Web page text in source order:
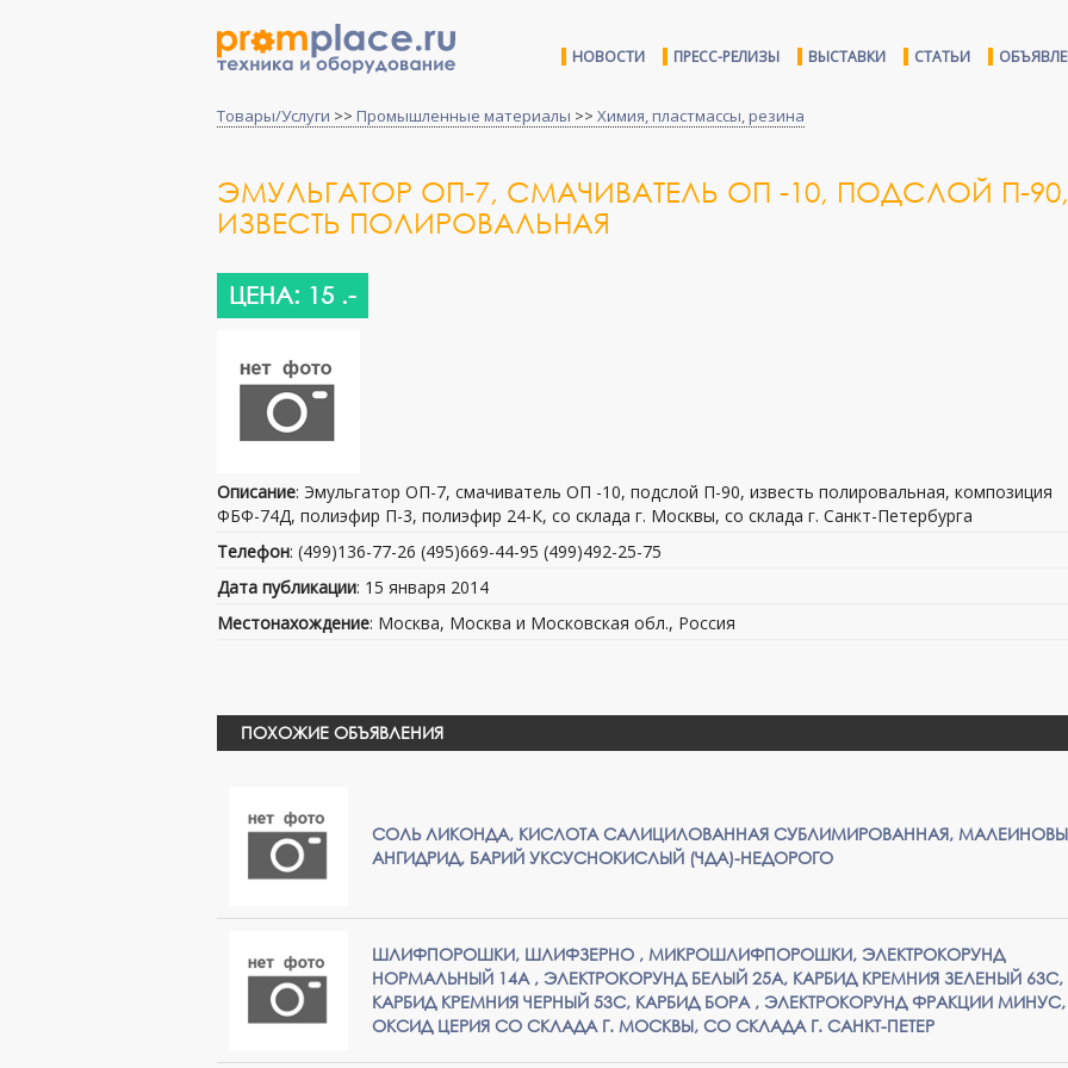
НОВОСТИ ПРЕСС-РЕЛИЗЫ ВЫСТАВКИ СТАТЬИ
Товары/Услуги >> Промышленные материалы >> Химия, пластмассы, резина
ЭМУЛЬГАТОР ОП-7, СМАЧИВАТЕЛЬ ОП -10, ПОДСЛОЙ П-90,
ИЗВЕСТЬ ПОЛИРОВАЛЬНАЯ
ЦЕНА: 15 .-
Описание: Эмульгатор ОП-7, смачиватель ОП -10, подслой П-90, известь полировальная, композиция
ФБФ-74Д, полиэфир П-3, полиэфир 24-К, со склада г. Москвы, со склада г. Санкт-Петербурга
Телефон: (499)136-77-26 (495)669-44-95 (499)492-25-75
Дата публикации: 15 января 2014
Местонахождение: Москва, Москва и Московская обл., Россия
ПОХОЖИЕ ОБЪЯВЛЕНИЯ
СОЛЬ ЛИКОНДА, КИСЛОТА САЛИЦИЛОВАННАЯ СУБЛИМИРОВАННАЯ,
АНГИДРИД, БАРИЙ УКСУСНОКИСЛЫЙ (ЧДА)-НЕДОРОГО
ШЛИФПОРОШКИ, ШЛИФЗЕРНО , МИКРОШЛИФПОРОШКИ, ЭЛЕКТРОКОРУНД
НОРМАЛЬНЫЙ 14А , ЭЛЕКТРОКОРУНД БЕЛЫЙ 25А, КАРБИД КРЕМНИЯ ЗЕЛЕНЫЙ 63С,
КАРБИД КРЕМНИЯ ЧЕРНЫЙ 53С, КАРБИД БОРА , ЭЛЕКТРОКОРУНД ФРАКЦИИ МИНУС,
ОКСИД ЦЕРИЯ СО СКЛАДА Г. МОСКВЫ, СО СКЛАДА Г. САНКТ-ПЕТЕР